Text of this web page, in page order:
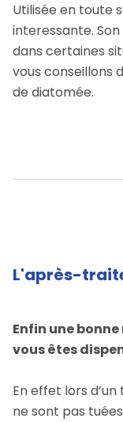
Utilisée en toute
interessante.
dans certaines
vous conseillons
de diatomée.
L'après-
Enfin une
vous êtes
En effet lors
ne sont pas